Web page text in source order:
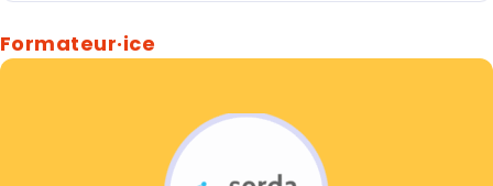
Formateur·ice